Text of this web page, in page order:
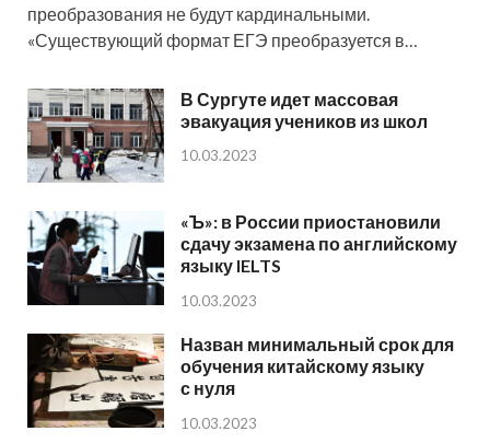
преобразования не будут кардинальными.
«Существующий формат ЕГЭ преобразуется в…
В Сургуте идет массовая
эвакуация учеников из школ
10.03.2023
«Ъ»: в России приостановили
сдачу экзамена по английскому
языку IELTS
10.03.2023
Назван минимальный срок для
обучения китайскому языку
с нуля
10.03.2023